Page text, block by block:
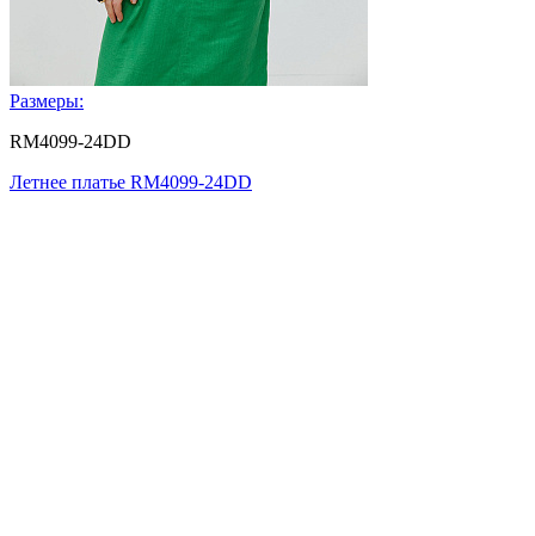
Размеры:
RM4099-24DD
Летнее платье RM4099-24DD